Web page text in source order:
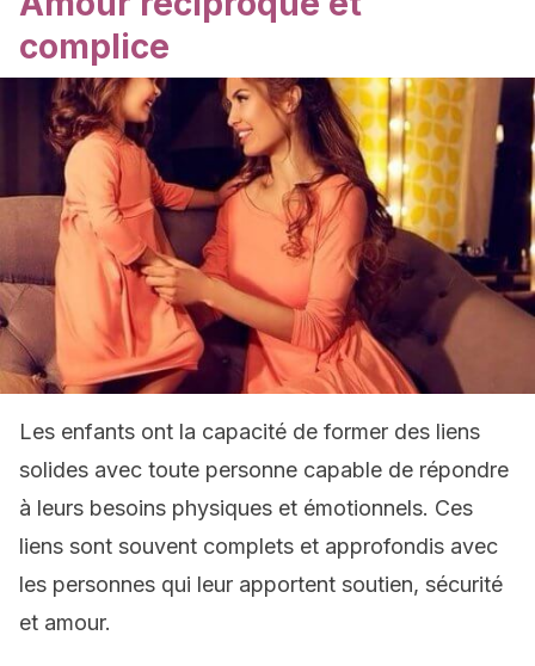
complice
Les enfants ont la capacité de former des liens
solides avec toute personne capable de répondre
à leurs besoins physiques et émotionnels. Ces
liens sont souvent complets et approfondis avec
les personnes qui leur apportent soutien, sécurité
et amour.